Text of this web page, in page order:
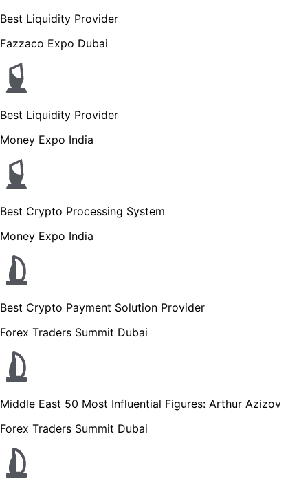
Best Liquidity Provider
Fazzaco Expo Dubai
Best Liquidity Provider
Money Expo India
Best Crypto Processing System
Money Expo India
Best Crypto Payment Solution Provider
Forex Traders Summit Dubai
Middle East 50 Most Influential Figures: Arthur Azizov
Forex Traders Summit Dubai